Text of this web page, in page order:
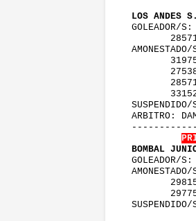
LOS ANDES
GOLEADOR/S:
28571120
AMONESTADO/
SUSPENDIDO/
BOMBAL
GOLEADOR/S:
AMONESTADO/
SUSPENDIDO/